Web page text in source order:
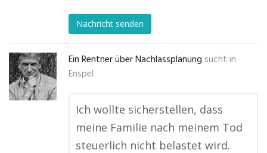
Nachricht senden
Ein Rentner über Nachlassplanung sucht in
Enspel
Ich wollte sicherstellen, dass
meine Familie nach meinem Tod
steuerlich nicht belastet wird.